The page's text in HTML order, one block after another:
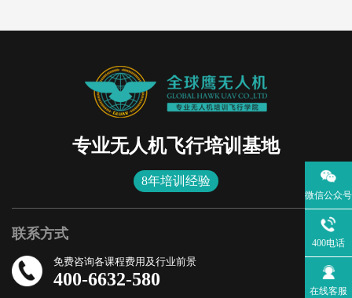
专业无人机飞行培训基地
8年培训经验
联系方式
免费咨询各课程费用及行业前景
400-6632-580
微信公众号
400电话
在线客服